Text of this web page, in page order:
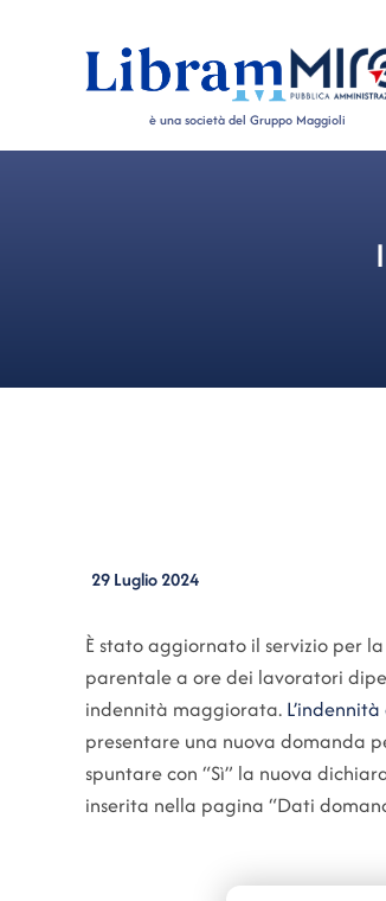
è una società del Gruppo Maggioli
29 Luglio 2024
È stato aggiornato il servizio per
parentale a ore dei lavoratori
indennità maggiorata.
presentare una nuova domanda
spuntare con “Sì” la nuova
inserita nella pagina “Dati